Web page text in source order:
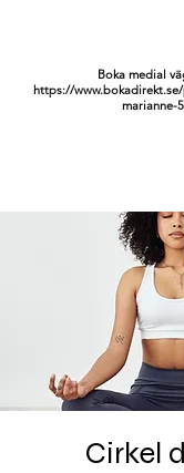
Boka medial
https://
marianne-
Cirkel